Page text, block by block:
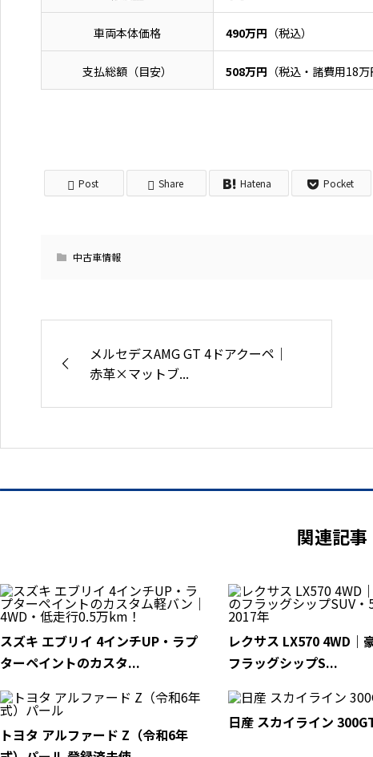
車両本体価格 490万円 （税込）
支払総額（目安） 508万円 （税込・諸費用18
Post Share Hatena Pocket
中古車情報
メルセデスAMG GT 4ドアクーペ｜
赤革×マットブ...
関連記事
スズキ エブリイ 4インチUP・ラプ
ターペイントのカスタ...
レクサス LX570 4WD｜
フラッグシップS...
トヨタ アルファード Z（令和6年
日産 スカイライン